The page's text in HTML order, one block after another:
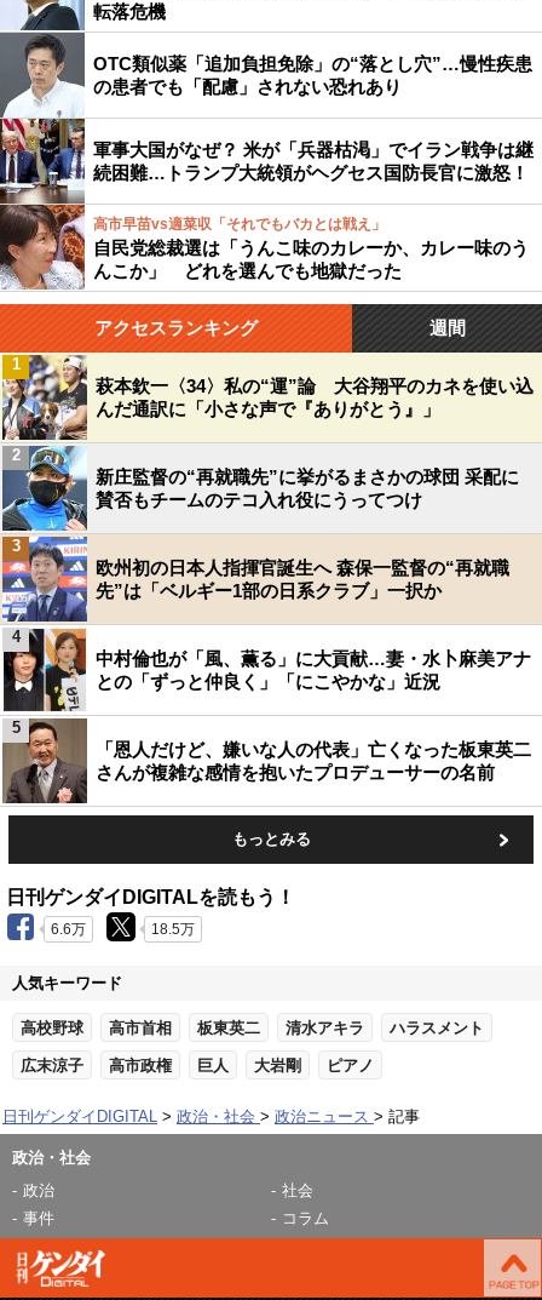
転落危機
OTC類似薬「追加負担免除」の“落とし穴”…慢性疾患
の患者でも「配慮」されない恐れあり
軍事大国がなぜ？ 米が「兵器枯渇」でイラン戦争は継
続困難…トランプ大統領がヘグセス国防長官に激怒！
高市早苗vs適菜収「それでもバカとは戦え」
自民党総裁選は「うんこ味のカレーか、カレー味のう
んこか」 どれを選んでも地獄だった
アクセスランキング 週間
萩本欽一〈34〉私の“運”論 大谷翔平のカネを使い込
んだ通訳に「小さな声で『ありがとう』」
1
新庄監督の“再就職先”に挙がるまさかの球団 采配に
賛否もチームのテコ入れ役にうってつけ
2
欧州初の日本人指揮官誕生へ 森保一監督の“再就職
先”は「ベルギー1部の日系クラブ」一択か
3
中村倫也が「風、薫る」に大貢献…妻・水卜麻美アナ
との「ずっと仲良く」「にこやかな」近況
4
「恩人だけど、嫌いな人の代表」亡くなった板東英二
さんが複雑な感情を抱いたプロデューサーの名前
5
もっとみる
日刊ゲンダイDIGITALを読もう！
6.6万 18.5万
人気キーワード
高校野球 高市首相 板東英二 清水アキラ ハラスメント
広末涼子 高市政権 巨人 大岩剛 ピアノ
日刊ゲンダイDIGITAL 政治・社会 政治ニュース 記事
政治・社会
政治
社会
事件
コラム